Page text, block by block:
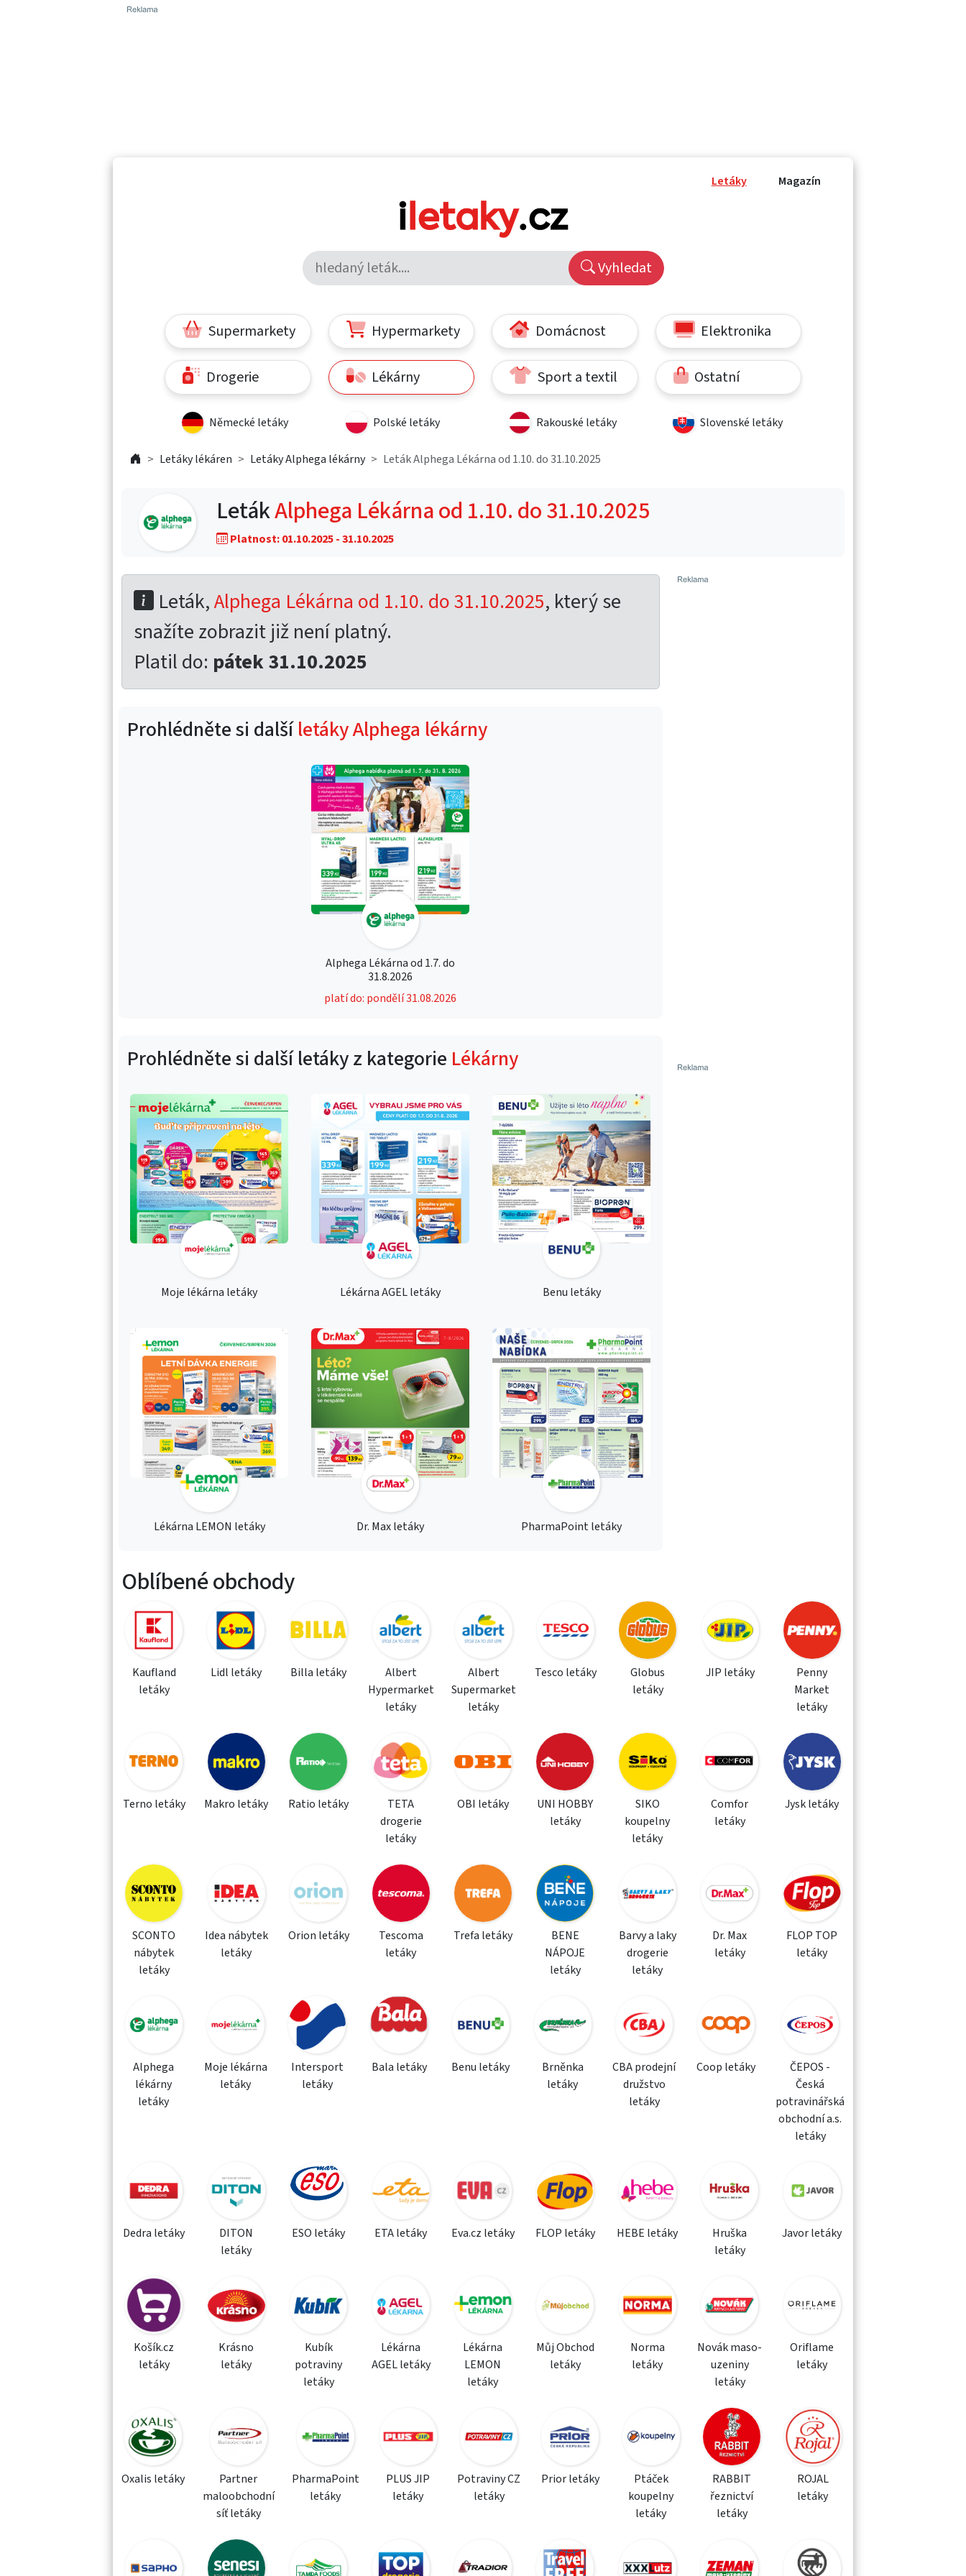
Letáky Magazín
Vyhledat
Supermarkety Hypermarkety Domácnost Elektronika
Drogerie Lékárny Sport a textil Ostatní
Německé letáky Polské letáky Rakouské letáky Slovenské letáky
Letáky lékáren Letáky Alphega lékárny Leták Alphega Lékárna od 1.10. do 31.10.2025
LetákAlphega Lékárna od 1.10. do 31.10.2025
Platnost: 01.10.2025 - 31.10.2025
Leták,Alphega Lékárna od 1.10. do 31.10.2025, který se
snažíte zobrazit již není platný.
Platil do: pátek 31.10.2025
Prohlédněte si dalšíletáky Alphega lékárny
Alphega Lékárna od 1.7. do
31.8.2026
platí do: pondělí 31.08.2026
Prohlédněte si další letáky z kategorie Lékárny
Moje lékárna letáky Lékárna AGEL letáky Benu letáky
Lékárna LEMON letáky Dr. Max letáky PharmaPoint letáky
Oblíbené obchody
Kaufland
letáky
Lidl letáky Billa letáky
Albert
Hypermarket
letáky
Albert
Supermarket
letáky
Tesco letáky
Globus
letáky
JIP letáky
Penny
Market
letáky
Terno letáky Makro letáky Ratio letáky
TETA
drogerie
letáky
OBI letáky
UNI HOBBY
letáky
SIKO
koupelny
letáky
Comfor
letáky
Jysk letáky
SCONTO
nábytek
letáky
Idea nábytek
letáky
Orion letáky
Tescoma
letáky
Trefa letáky
BENE
NÁPOJE
letáky
Barvy a laky
drogerie
letáky
Dr. Max
letáky
FLOP TOP
letáky
Alphega
lékárny
letáky
Moje lékárna
letáky
Intersport
letáky
Bala letáky Benu letáky
Brněnka
letáky
CBA prodejní
družstvo
letáky
Coop letáky
ČEPOS -
Česká
potravinářská
obchodní a.s.
letáky
Dedra letáky
DITON
letáky
ESO letáky ETA letáky Eva.cz letáky FLOP letáky HEBE letáky
Hruška
letáky
Javor letáky
Košík.cz
letáky
Krásno
letáky
Kubík
potraviny
letáky
Lékárna
AGEL letáky
Lékárna
LEMON
letáky
Můj Obchod
letáky
Norma
letáky
Novák maso-
uzeniny
letáky
Oriflame
letáky
Oxalis letáky
Partner
maloobchodní
síť letáky
PharmaPoint
letáky
PLUS JIP
letáky
Potraviny CZ
letáky
Prior letáky
Ptáček
koupelny
letáky
RABBIT
řeznictví
letáky
ROJAL
letáky